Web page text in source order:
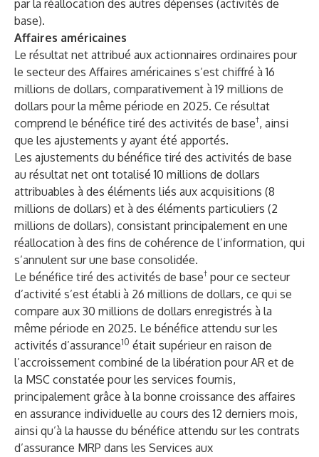
par la réallocation des autres dépenses (activités de
base).
Affaires américaines
Le résultat net attribué aux actionnaires ordinaires pour
le secteur des Affaires américaines s’est chiffré à 16
millions de dollars, comparativement à 19 millions de
dollars pour la même période en 2025. Ce résultat
comprend le bénéfice tiré des activités de base†, ainsi
que les ajustements y ayant été apportés.
Les ajustements du bénéfice tiré des activités de base
au résultat net ont totalisé 10 millions de dollars
attribuables à des éléments liés aux acquisitions (8
millions de dollars) et à des éléments particuliers (2
millions de dollars), consistant principalement en une
réallocation à des fins de cohérence de l’information, qui
s’annulent sur une base consolidée.
Le bénéfice tiré des activités de base† pour ce secteur
d’activité s’est établi à 26 millions de dollars, ce qui se
compare aux 30 millions de dollars enregistrés à la
même période en 2025. Le bénéfice attendu sur les
activités d’assurance10 était supérieur en raison de
l’accroissement combiné de la libération pour AR et de
la MSC constatée pour les services fournis,
principalement grâce à la bonne croissance des affaires
en assurance individuelle au cours des 12 derniers mois,
ainsi qu’à la hausse du bénéfice attendu sur les contrats
d’assurance MRP dans les Services aux